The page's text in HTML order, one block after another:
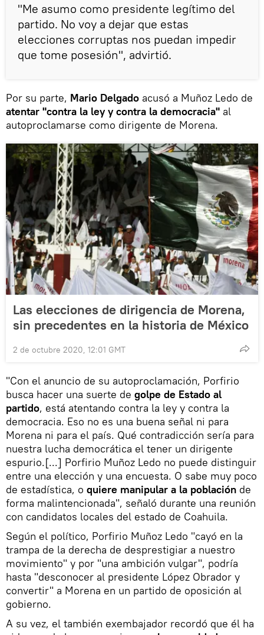
"Me asumo como presidente legítimo del
partido. No voy a dejar que estas
elecciones corruptas nos puedan impedir
que tome posesión", advirtió.
Por su parte, Mario Delgado acusó a Muñoz Ledo de
atentar "contra la ley y contra la democracia" al
autoproclamarse como dirigente de Morena.
Las elecciones de dirigencia de Morena,
sin precedentes en la historia de México
2 de octubre 2020, 12:01 GMT
"Con el anuncio de su autoproclamación, Porfirio
busca hacer una suerte de golpe de Estado al
partido, está atentando contra la ley y contra la
democracia. Eso no es una buena señal ni para
Morena ni para el país. Qué contradicción sería para
nuestra lucha democrática el tener un dirigente
espurio.[...] Porfirio Muñoz Ledo no puede distinguir
entre una elección y una encuesta. O sabe muy poco
de estadística, o quiere manipular a la población de
forma malintencionada", señaló durante una reunión
con candidatos locales del estado de Coahuila.
Según el político, Porfirio Muñoz Ledo "cayó en la
trampa de la derecha de desprestigiar a nuestro
movimiento" y por "una ambición vulgar", podría
hasta "desconocer al presidente López Obrador y
convertir" a Morena en un partido de oposición al
gobierno.
A su vez, el también exembajador recordó que él ha